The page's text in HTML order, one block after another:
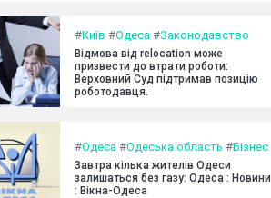
#Київ #Одеса #Законодавство
Відмова від relocation може
призвести до втрати роботи:
Верховний Суд підтримав позицію
роботодавця.
#Одеса #Одеська область #Бізнес
Завтра кілька жителів Одеси
залишаться без газу: Одеса : Новини
: Вікна-Одеса